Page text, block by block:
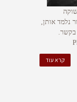
נלמד אותן,
בקשר.
קרא עוד